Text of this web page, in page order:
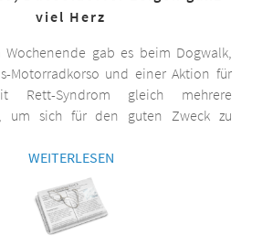
viel Herz
Wochenende gab es beim Dogwalk,
Motorradkorso und einer Aktion für
Rett-Syndrom gleich mehrere
um sich für den guten Zweck zu
WEITERLESEN